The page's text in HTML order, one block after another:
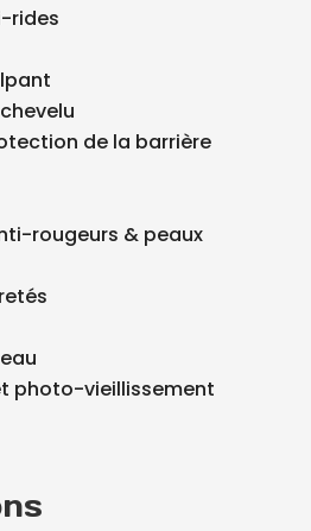
rides
de la barrière
rougeurs & peaux
photo-vieillissement